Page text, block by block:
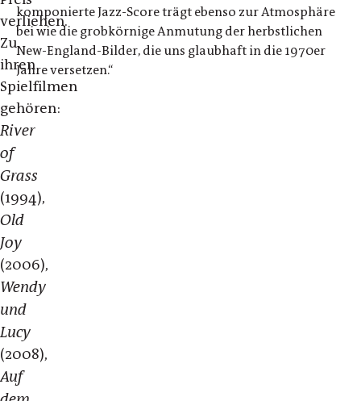
verliehen.
Zu
ihren
Spielfilmen
gehören:
River
of
Grass
(1994),
Old
Joy
(2006),
Wendy
und
Lucy
(2008),
Auf
komponierte Jazz-Score trägt ebenso zur Atmosphäre
bei wie die grobkörnige Anmutung der herbstlichen
New-England-Bilder, die uns glaubhaft in die 1970er
Jahre versetzen.“